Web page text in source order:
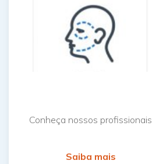
Conheça nossos profissionais
Saiba mais